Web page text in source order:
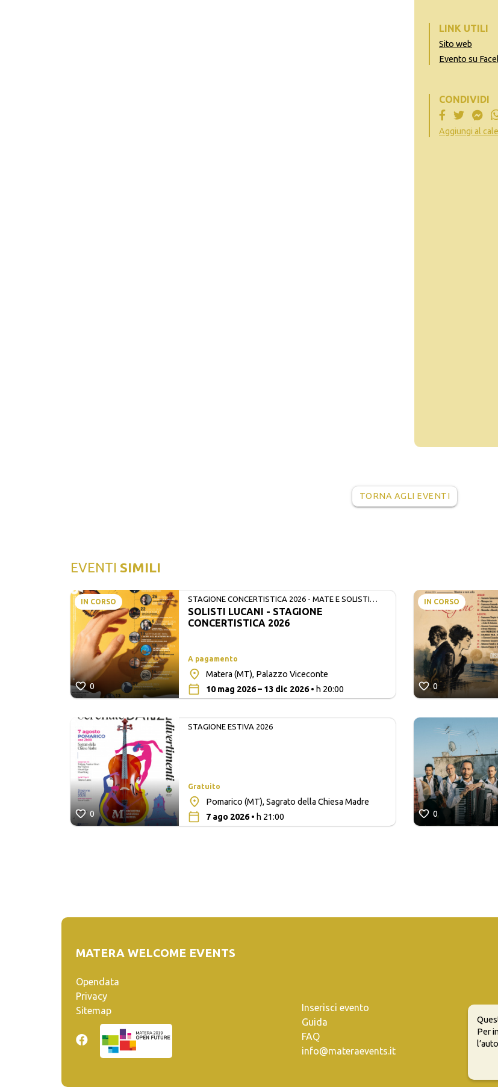
LINK UTILI
Sito web
Evento su
CONDIVIDI
Aggiungi al
TORNA AGLI EVENTI
EVENTI SIMILI
IN CORSO
0
STAGIONE CONCERTISTICA 2026 - MATE E SOLISTI
LUCANI
SOLISTI LUCANI - STAGIONE
CONCERTISTICA 2026
A pagamento
Matera (MT), Palazzo Viceconte
10 mag 2026 – 13 dic 2026• h 20:00
0
STAGIONE ESTIVA 2026
Gratuito
Pomarico (MT), Sagrato della Chiesa Madre
7 ago 2026• h 21:00
IN CORSO
0
0
MATERA WELCOME EVENTS
Opendata
Privacy
Sitemap
Inserisci evento
Guida
FAQ
info@materaevents.it
Per